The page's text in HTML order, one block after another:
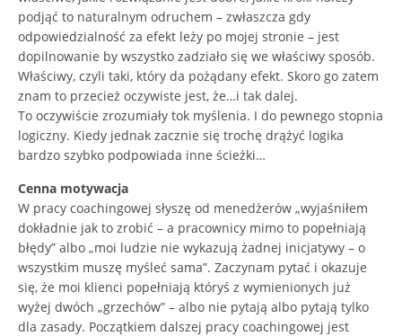
podjąć to naturalnym odruchem – zwłaszcza gdy
odpowiedzialność za efekt leży po mojej stronie – jest
dopilnowanie by wszystko zadziało się we właściwy sposób.
Właściwy, czyli taki, który da pożądany efekt. Skoro go zatem
znam to przecież oczywiste jest, że…i tak dalej.
To oczywiście zrozumiały tok myślenia. I do pewnego stopnia
logiczny. Kiedy jednak zacznie się trochę drążyć logika
bardzo szybko podpowiada inne ścieżki…
Cenna motywacja
W pracy coachingowej słyszę od menedżerów „wyjaśniłem
dokładnie jak to zrobić – a pracownicy mimo to popełniają
błędy” albo „moi ludzie nie wykazują żadnej inicjatywy – o
wszystkim muszę myśleć sama”. Zaczynam pytać i okazuje
się, że moi klienci popełniają któryś z wymienionych już
wyżej dwóch „grzechów” – albo nie pytają albo pytają tylko
dla zasady. Początkiem dalszej pracy coachingowej jest